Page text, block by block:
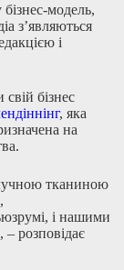
модель,
з’являються
і
бізнес
, яка
на
тканиною
і нашими
– розповідає